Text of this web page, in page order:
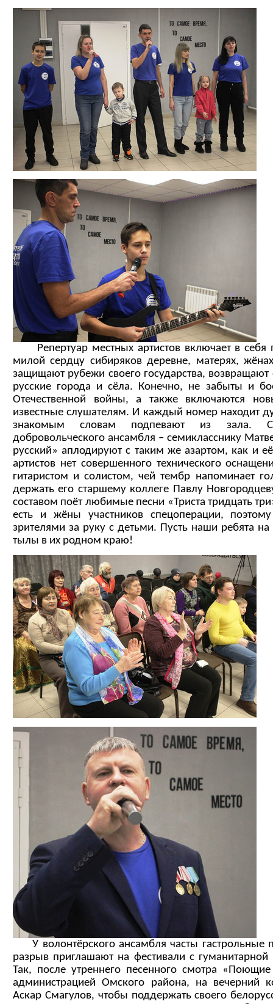
Репертуар местных артистов включает в себя
милой сердцу сибиряков деревне, матерях,
защищают рубежи своего государства, возвращают
русские города и сёла. Конечно, не забыты и
Отечественной войны, а также включаются
известные слушателям. И каждый номер находит
знакомым словам подпевают из зала.
добровольческого ансамбля – семикласснику
русский» аплодируют с таким же азартом, как и
артистов нет совершенного технического
гитаристом и солистом, чей тембр напоминает
держать его старшему коллеге Павлу
составом поёт любимые песни «Триста тридцать
есть и жёны участников спецоперации,
зрителями за руку с детьми. Пусть наши ребята
тылы в их родном краю!
У волонтёрского ансамбля часты гастрольные
разрыв приглашают на фестивали с
Так, после утреннего песенного смотра
администрацией Омского района, на вечерний
Аскар Смагулов, чтобы поддержать своего